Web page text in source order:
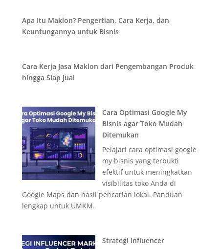
Apa Itu Maklon? Pengertian, Cara Kerja, dan
Keuntungannya untuk Bisnis
Cara Kerja Jasa Maklon dari Pengembangan Produk
hingga Siap Jual
Cara Optimasi Google My
Bisnis agar Toko Mudah
Ditemukan
Pelajari cara optimasi google
my bisnis yang terbukti
efektif untuk meningkatkan
visibilitas toko Anda di
Google Maps dan hasil pencarian lokal. Panduan
lengkap untuk UMKM.
Strategi Influencer